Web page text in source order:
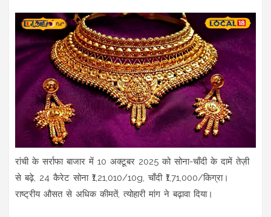
रांची के सर्राफा बाजार में 10 अक्टूबर 2025 को सोना-चाँदी के दामें तेज़ी
से बढ़े, 24 कैरेट सोना ₹1,21,010/10g, चाँदी ₹1,71,000/किग्रा।
राष्ट्रीय औसत से अधिक कीमतें, त्योहारी मांग ने बढ़ावा दिया।